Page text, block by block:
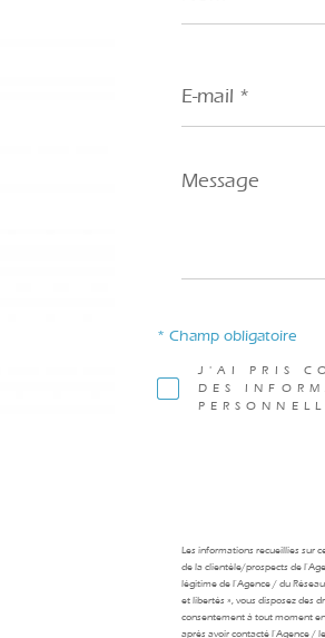
mail
*
Message
*
J'AI PRIS
DES
* Champ obligatoire
Les informations recueillies sur
de la clientèle/prospects de
légitime de l'Agence / du
et libertés », vous disposez des
consentement à tout moment
après avoir contacté l'Agence /